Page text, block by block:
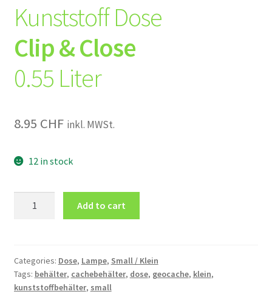
Kunststoff Dose
Clip & Close
0.55 Liter
8.95 CHF inkl. MWSt.
12 in stock
Close
0.55
Liter
Add to cart
Categories: Dose, Lampe, Small / Klein
Tags: behälter, cachebehälter, dose, geocache, klein,
kunststoffbehälter, small